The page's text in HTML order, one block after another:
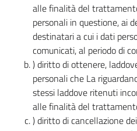
alle finalità del
personali in questione, ai
destinatari a cui i dati
comunicati, al periodo di
) diritto di ottenere,
personali che La
stessi laddove ritenuti
alle finalità del
) diritto di cancellazione